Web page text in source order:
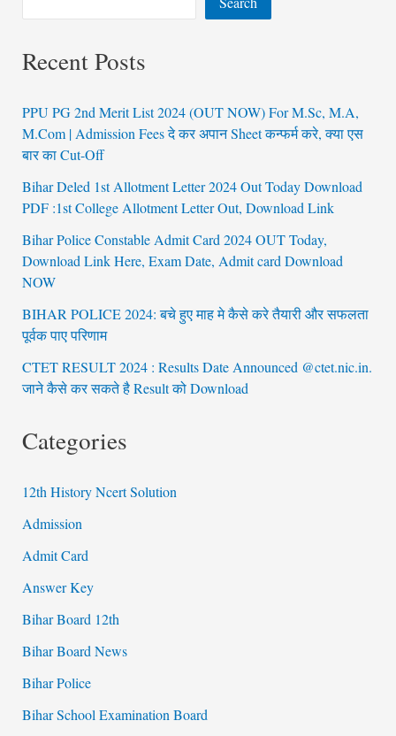
Recent Posts
PPU PG 2nd Merit List 2024 (OUT NOW) For M.Sc, M.A,
M.Com | Admission Fees दे कर अपान Sheet कन्फर्म करे, क्या एस
बार का Cut-Off
Bihar Deled 1st Allotment Letter 2024 Out Today Download
PDF :1st College Allotment Letter Out, Download Link
Bihar Police Constable Admit Card 2024 OUT Today,
Download Link Here, Exam Date, Admit card Download
NOW
BIHAR POLICE 2024: बचे हुए माह मे कैसे करे तैयारी और सफलता
पूर्वक पाए परिणाम
CTET RESULT 2024 : Results Date Announced @ctet.nic.in.
जाने कैसे कर सकते है Result को Download
Categories
12th History Ncert Solution
Admission
Admit Card
Answer Key
Bihar Board 12th
Bihar Board News
Bihar Police
Bihar School Examination Board